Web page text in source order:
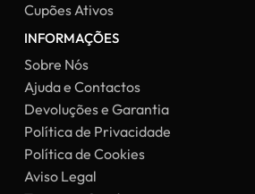
Cupões Ativos
INFORMAÇÕES
Sobre Nós
Ajuda e Contactos
Devoluções e Garantia
Política de Privacidade
Política de Cookies
Aviso Legal